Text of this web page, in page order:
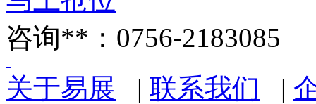
咨询**：0756-2183085
关于易展 | 联系我们 |